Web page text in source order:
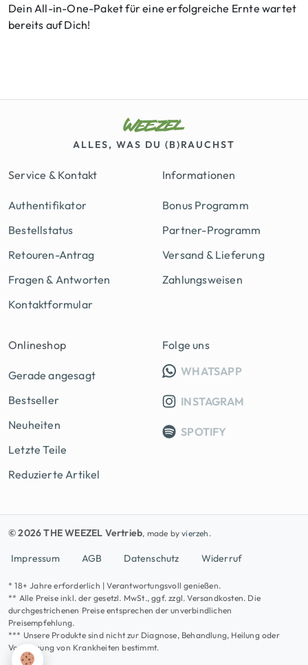
Dein All-in-One-Paket für eine erfolgreiche Ernte wartet
bereits auf Dich!
ALLES, WAS DU (B)RAUCHST
Service & Kontakt
Authentifikator
Bestellstatus
Retouren-Antrag
Fragen & Antworten
Kontaktformular
Informationen
Bonus Programm
Partner-Programm
Versand & Lieferung
Zahlungsweisen
Onlineshop
Gerade angesagt
Bestseller
Neuheiten
Letzte Teile
Reduzierte Artikel
Folge uns
WHATSAPPINFO
INSTAGRAM
SPOTIFY
© 2026 THE WEEZEL Vertrieb, made byvierzeh.
Impressum AGB Datenschutz Widerruf
* 18+ Jahre erforderlich | Verantwortungsvoll genießen.
** Alle Preise inkl. der gesetzl. MwSt., ggf. zzgl. Versandkosten. Die
durchgestrichenen Preise entsprechen der unverbindlichen
Preisempfehlung.
*** Unsere Produkte sind nicht zur Diagnose, Behandlung, Heilung oder
Vorbeugung von Krankheiten bestimmt.